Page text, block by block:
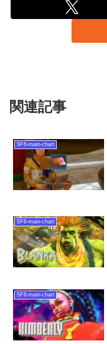
関連記事
SF6-main-chart
SF6-main-chart
SF6-main-chart